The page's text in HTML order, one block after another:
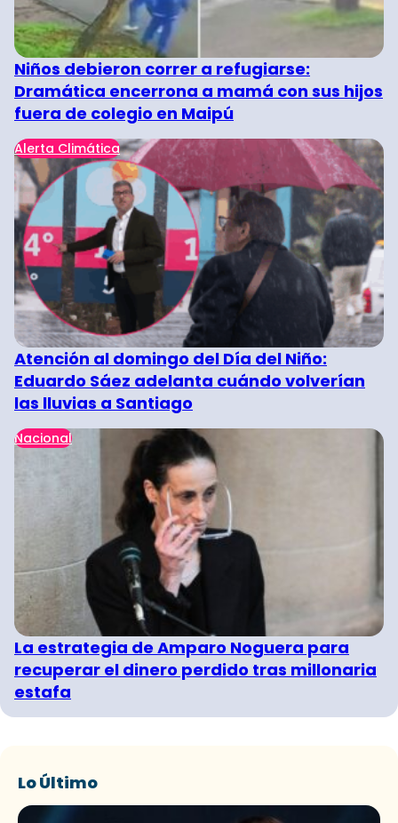
Niños debieron correr a refugiarse:
Dramática encerrona a mamá con sus hijos
fuera de colegio en Maipú
Alerta Climática
Atención al domingo del Día del Niño:
Eduardo Sáez adelanta cuándo volverían
las lluvias a Santiago
Nacional
La estrategia de Amparo Noguera para
recuperar el dinero perdido tras millonaria
estafa
Lo Último